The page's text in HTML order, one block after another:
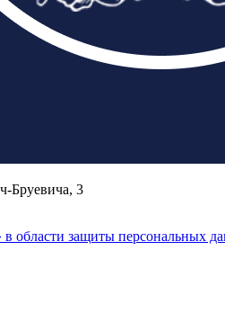
Бруевича, 3
области защиты персональных